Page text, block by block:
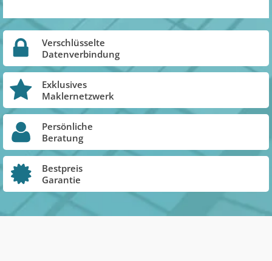
Verschlüsselte
Datenverbindung
Exklusives
Maklernetzwerk
Persönliche
Beratung
Bestpreis
Garantie